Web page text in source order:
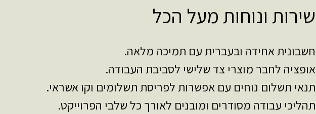
שירות ונוחות מעל הכל
חשבונית אחידה ובעברית עם תמיכה מלאה.
אופציה לחבר מוצרי צד שלישי לסביבת העבודה.
תנאי תשלום נוחים עם אפשרות לפריסת תשלומים וקו אשראי.
תהליכי עבודה מסודרים ומובנים לאורך כל שלבי הפרוייקט.